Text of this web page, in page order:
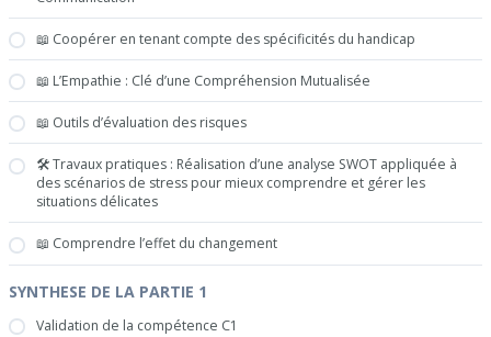
📖 Coopérer en tenant compte des spécificités du handicap
📖 L’Empathie : Clé d’une Compréhension Mutualisée
📖 Outils d’évaluation des risques
🛠 Travaux pratiques : Réalisation d’une analyse SWOT appliquée à
des scénarios de stress pour mieux comprendre et gérer les
situations délicates
📖 Comprendre l’effet du changement
SYNTHESE DE LA PARTIE 1
Validation de la compétence C1